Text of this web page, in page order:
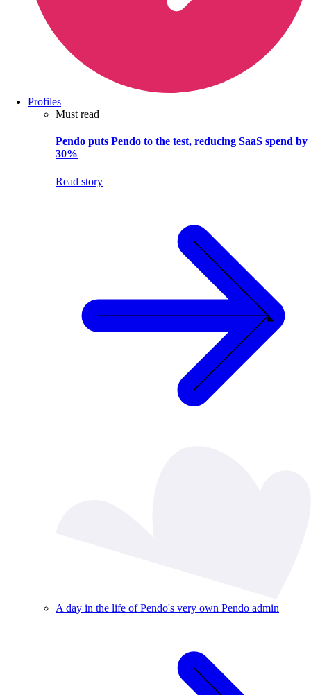
Profiles
Must read
Pendo puts Pendo to the test, reducing SaaS spend by
30%
Read story
A day in the life of Pendo's very own Pendo admin